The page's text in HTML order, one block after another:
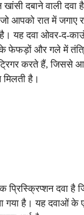
दबाने वाली दवा
आपको रात में जगाए
है। यह दवा ओवर-द-
फेफड़ों और गले में
ट्रिगर करते हैं, जिससे
है।
प्रिस्क्रिप्शन दवा है
गया है। यह दवाओं के